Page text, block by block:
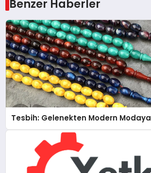
Benzer Haberler
Tesbih: Gelenekten Modern Modaya